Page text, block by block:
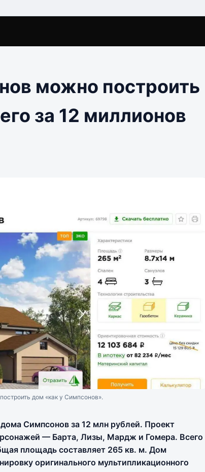
можно построить
за 12 миллионов
дом «как у Симпсонов».
Симпсонов за 12 млн рублей. Проект
— Барта, Лизы, Мардж и Гомера. Всего
площадь составляет 265 кв. м. Дом
оригинального мультипликационного